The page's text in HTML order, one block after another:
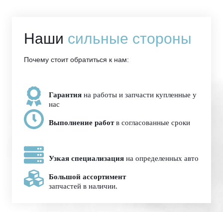
Наши сильные стороны
Почему стоит обратиться к нам:
Гарантия на работы и запчасти купленные у
нас
Выполнение работв согласованные сроки
Узкая специализация на определенных авто
Большой ассортимент
запчастей в наличии.